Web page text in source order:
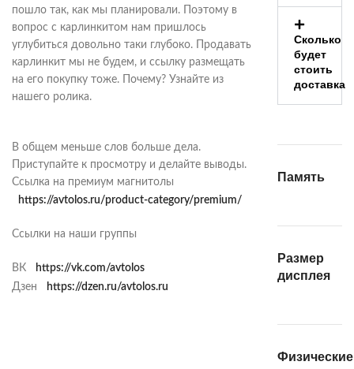
пошло так, как мы планировали. Поэтому в
вопрос с карлинкитом нам пришлось
углубиться довольно таки глубоко. Продавать
карлинкит мы не будем, и ссылку размещать
на его покупку тоже. Почему? Узнайте из
нашего ролика.
В общем меньше слов больше дела.
Приступайте к просмотру и делайте выводы.
Ссылка на премиум магнитолы
https://avtolos.ru/product-category/premium/
Ссылки на наши группы
ВК
https://vk.com/avtolos
Дзен
https://dzen.ru/avtolos.ru
Сколько
будет
стоить
доставка
Память
Размер
дисплея
Физические